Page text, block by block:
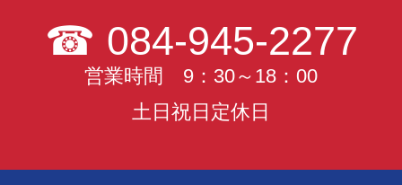
☎ 084-945-2277
営業時間 9：30～18：00
土日祝日定休日